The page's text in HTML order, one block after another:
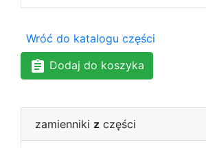
Wróć do katalogu części
Dodaj do koszyka
zamienniki z części